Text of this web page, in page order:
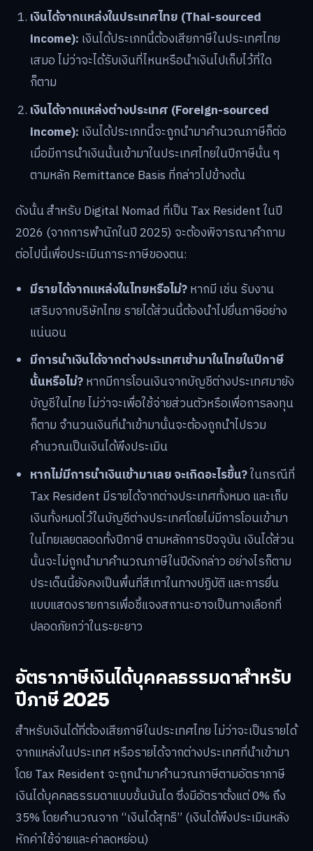
เงินได้จากแหล่งในประเทศไทย (Thai-sourced
income): เงินได้ประเภทนี้ต้องเสียภาษีในประเทศไทย
เสมอ ไม่ว่าจะได้รับเงินที่ไหนหรือนำเงินไปเก็บไว้ที่ใด
ก็ตาม
เงินได้จากแหล่งต่างประเทศ (Foreign-sourced
income): เงินได้ประเภทนี้จะถูกนำมาคำนวณภาษีก็ต่อ
เมื่อมีการนำเงินนั้นเข้ามาในประเทศไทยในปีภาษีนั้น ๆ
ตามหลัก Remittance Basis ที่กล่าวไปข้างต้น
ดังนั้น สำหรับ Digital Nomad ที่เป็น Tax Resident ในปี
2026 (จากการพำนักในปี 2025) จะต้องพิจารณาคำถาม
ต่อไปนี้เพื่อประเมินภาระภาษีของตน:
มีรายได้จากแหล่งในไทยหรือไม่?หากมี เช่น รับงาน
เสริมจากบริษัทไทย รายได้ส่วนนี้ต้องนำไปยื่นภาษีอย่าง
แน่นอน
มีการนำเงินได้จากต่างประเทศเข้ามาในไทยในปีภาษี
นั้นหรือไม่?หากมีการโอนเงินจากบัญชีต่างประเทศมายัง
บัญชีในไทย ไม่ว่าจะเพื่อใช้จ่ายส่วนตัวหรือเพื่อการลงทุน
ก็ตาม จำนวนเงินที่นำเข้ามานั้นจะต้องถูกนำไปรวม
คำนวณเป็นเงินได้พึงประเมิน
หากไม่มีการนำเงินเข้ามาเลย จะเกิดอะไรขึ้น?ในกรณีที่
Tax Resident มีรายได้จากต่างประเทศทั้งหมด และเก็บ
เงินทั้งหมดไว้ในบัญชีต่างประเทศโดยไม่มีการโอนเข้ามา
ในไทยเลยตลอดทั้งปีภาษี ตามหลักการปัจจุบัน เงินได้ส่วน
นั้นจะไม่ถูกนำมาคำนวณภาษีในปีดังกล่าว อย่างไรก็ตาม
ประเด็นนี้ยังคงเป็นพื้นที่สีเทาในทางปฏิบัติ และการยื่น
แบบแสดงรายการเพื่อชี้แจงสถานะอาจเป็นทางเลือกที่
ปลอดภัยกว่าในระยะยาว
อัตราภาษีเงินได้บุคคลธรรมดาสำหรับ
ปีภาษี 2025
สำหรับเงินได้ที่ต้องเสียภาษีในประเทศไทย ไม่ว่าจะเป็นรายได้
จากแหล่งในประเทศ หรือรายได้จากต่างประเทศที่นำเข้ามา
โดย Tax Resident จะถูกนำมาคำนวณภาษีตามอัตราภาษี
เงินได้บุคคลธรรมดาแบบขั้นบันได ซึ่งมีอัตราตั้งแต่ 0% ถึง
35% โดยคำนวณจาก “เงินได้สุทธิ” (เงินได้พึงประเมินหลัง
หักค่าใช้จ่ายและค่าลดหย่อน)